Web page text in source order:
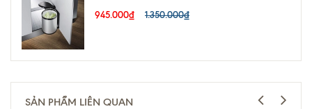
945.000₫
1.350.000₫
SẢN PHẨM LIÊN QUAN